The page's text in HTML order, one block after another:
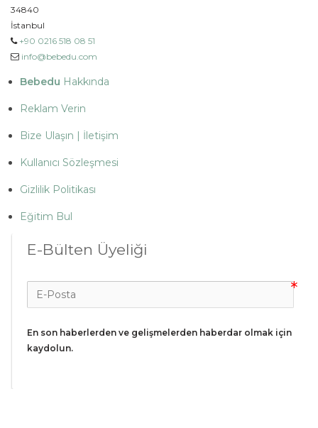
34840
İstanbul
+90 0216 518 08 51
info@bebedu.com
Bebedu Hakkında
Reklam Verin
Bize Ulaşın | İletişim
Kullanıcı Sözleşmesi
Gizlilik Politikası
Eğitim Bul
E-Bülten Üyeliği
En son haberlerden ve gelişmelerden haberdar olmak için
kaydolun.